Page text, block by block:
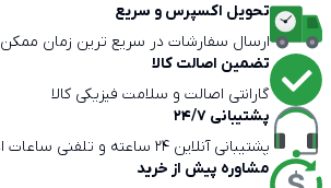
تحویل اکسپرس و سریع
ارسال سفارشات در سریع ترین زمان ممکن
تضمین اصالت کالا
گارانتی اصالت و سلامت فیزیکی کالا
پشتیبانی 24/7
پشتیبانی آنلاین 24 ساعته و تلفنی ساعات اداری
مشاوره پیش از خرید